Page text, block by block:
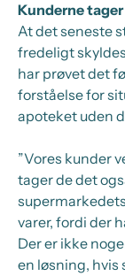
Kunderne
At det seneste
fredeligt
har prøvet det
forståelse for
apoteket uden
”Vores kunder
tager de det
varer, fordi der
Der er ikke
en løsning, hvis